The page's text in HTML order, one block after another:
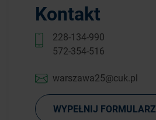
Kontakt
228-134-990
572-354-516
warszawa25@cuk.pl
WYPEŁNIJ FORMULARZ